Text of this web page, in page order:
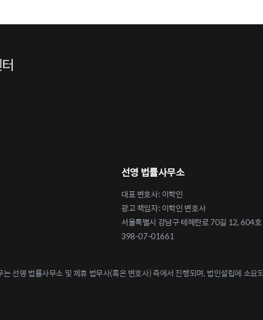
선영 법률사무소
대표 변호사: 이학인
광고 책임자: 이학인 변호사
서울특별시 강남구 테헤란로 70길 12, 604호
398-07-01661
선영 법률사무소 및 제휴 법무사(혹은 변호사) 측에서 진행되며, 법인설립에 소요